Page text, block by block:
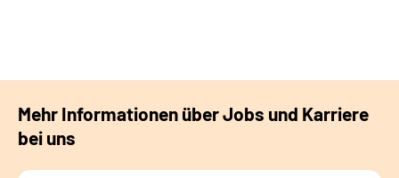
Mehr Informationen über Jobs und Karriere
bei uns